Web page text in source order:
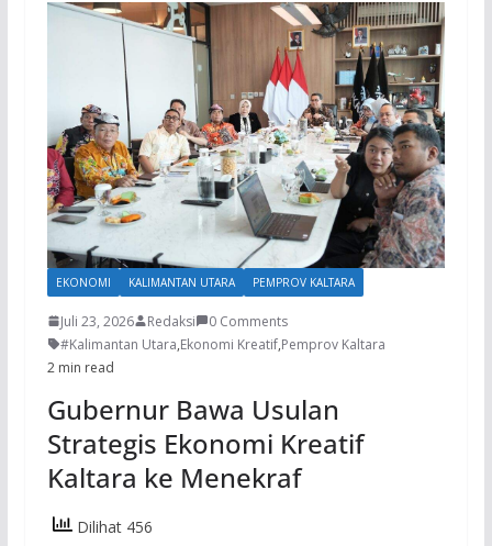
EKONOMI KALIMANTAN UTARA PEMPROV KALTARA
Juli 23, 2026 Redaksi
0 Comments
#Kalimantan Utara,Ekonomi Kreatif,Pemprov Kaltara
2 min read
Gubernur Bawa Usulan
Strategis Ekonomi Kreatif
Kaltara ke Menekraf
Dilihat 456